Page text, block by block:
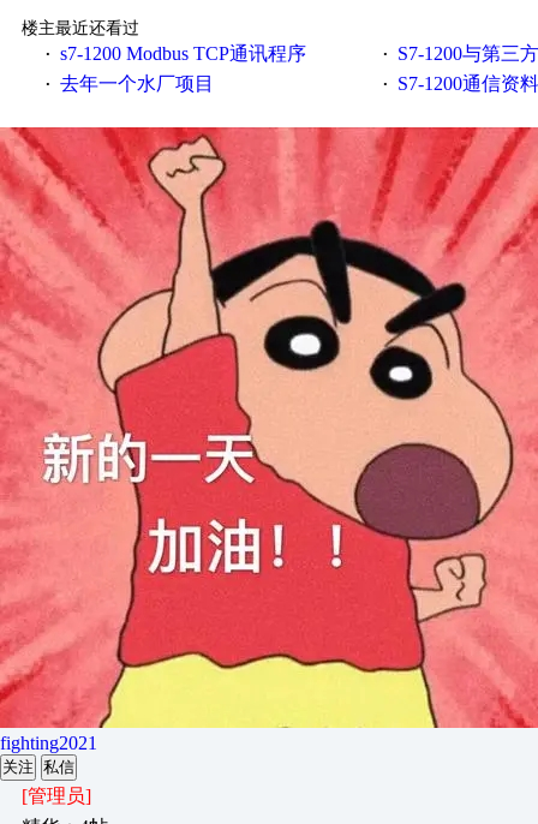
楼主最近还看过
· s7-1200 Modbus TCP通讯程序 · S7-1200与第三方设备之
· 去年一个水厂项目 · S7-1200通信资
fighting2021
关注 私信
[管理员]